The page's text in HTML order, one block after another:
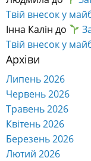
Твій внесок у
Інна Калін до
Твій внесок у
Архіви
Липень 2026
Червень 2026
Травень 2026
Квітень 2026
Березень 2026
Лютий 2026